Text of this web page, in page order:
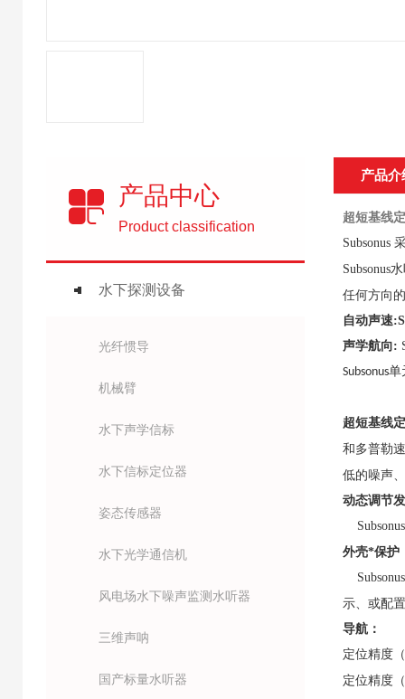
产品中心
Product classification
水下探测设备
光纤惯导
机械臂
水下声学信标
水下信标定位器
姿态传感器
水下光学通信机
风电场水下噪声监测水听器
三维声呐
国产标量水听器
产品介
超短基线
Subsonus
Subsonus
任何方向
自动声速:S
声学航向:
Subsonus单
超短基线
和多普勒
低的噪声
动态调节
Subsonus
外壳*保护
Subsonus
示、或配
导航：
定位精度（
定位精度（